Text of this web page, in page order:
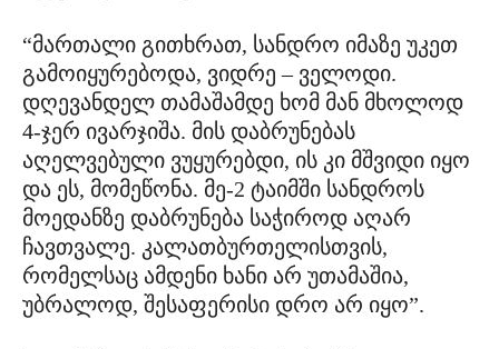
“მართალი გითხრათ, სანდრო იმაზე უკეთ
გამოიყურებოდა, ვიდრე – ველოდი.
დღევანდელ თამაშამდე ხომ მან მხოლოდ
4-ჯერ ივარჯიშა. მის დაბრუნებას
აღელვებული ვუყურებდი, ის კი მშვიდი იყო
და ეს, მომეწონა. მე-2 ტაიმში სანდროს
მოედანზე დაბრუნება საჭიროდ აღარ
ჩავთვალე. კალათბურთელისთვის,
რომელსაც ამდენი ხანი არ უთამაშია,
უბრალოდ, შესაფერისი დრო არ იყო”.